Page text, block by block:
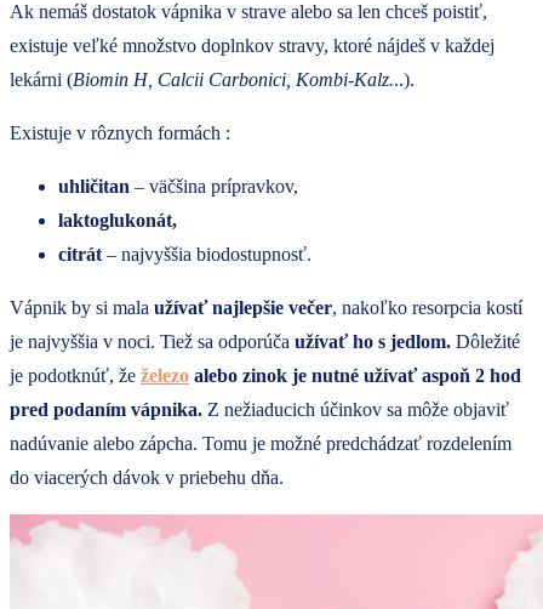
Ak nemáš dostatok vápnika v strave alebo sa len chceš poistiť,
existuje veľké množstvo doplnkov stravy, ktoré nájdeš v každej
lekárni (Biomin H, Calcii Carbonici, Kombi-Kalz...).
Existuje v rôznych formách :
uhličitan – väčšina prípravkov,
laktoglukonát,
citrát – najvyššia biodostupnosť.
Vápnik by si mala užívať najlepšie večer, nakoľko resorpcia kostí
je najvyššia v noci. Tiež sa odporúča užívať ho s jedlom. Dôležité
je podotknúť, že železo alebo zinok je nutné užívať aspoň 2 hod
pred podaním vápnika. Z nežiaducich účinkov sa môže objaviť
nadúvanie alebo zápcha. Tomu je možné predchádzať rozdelením
do viacerých dávok v priebehu dňa.